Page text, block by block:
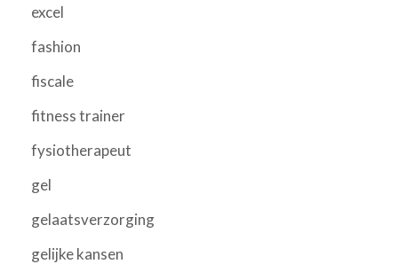
excel
fashion
fiscale
fitness trainer
fysiotherapeut
gel
gelaatsverzorging
gelijke kansen